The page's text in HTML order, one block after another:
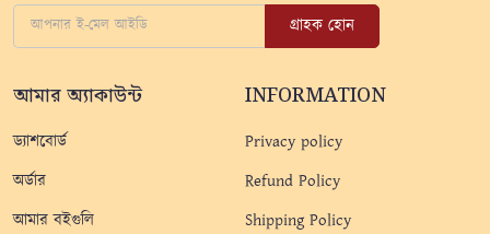
গ্রাহক হোন
আমার অ্যাকাউন্ট
ড্যাশবোর্ড
অর্ডার
আমার বইগুলি
INFORMATION
Privacy policy
Refund Policy
Shipping Policy